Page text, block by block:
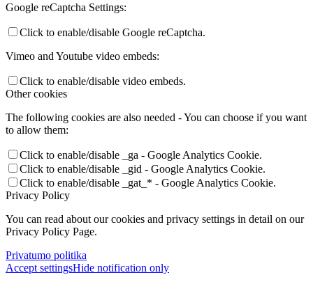
Google reCaptcha Settings:
Click to enable/disable Google reCaptcha.
Vimeo and Youtube video embeds:
Click to enable/disable video embeds.
Other cookies
The following cookies are also needed - You can choose if you want
to allow them:
Click to enable/disable _ga - Google Analytics Cookie.
Click to enable/disable _gid - Google Analytics Cookie.
Click to enable/disable _gat_* - Google Analytics Cookie.
Privacy Policy
You can read about our cookies and privacy settings in detail on our
Privacy Policy Page.
Privatumo politika
Accept settingsHide notification only